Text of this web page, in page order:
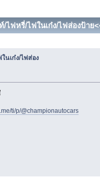
ฟหรี่/ไฟในเก๋ง/ไฟส่องป้าย
นเก๋ง/ไฟส่อง
ti/p/@championautocars